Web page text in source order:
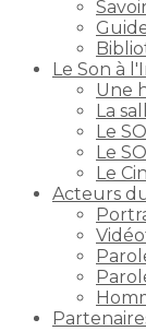
Le Son à
Une
La
Le
Le
Le
Acteurs